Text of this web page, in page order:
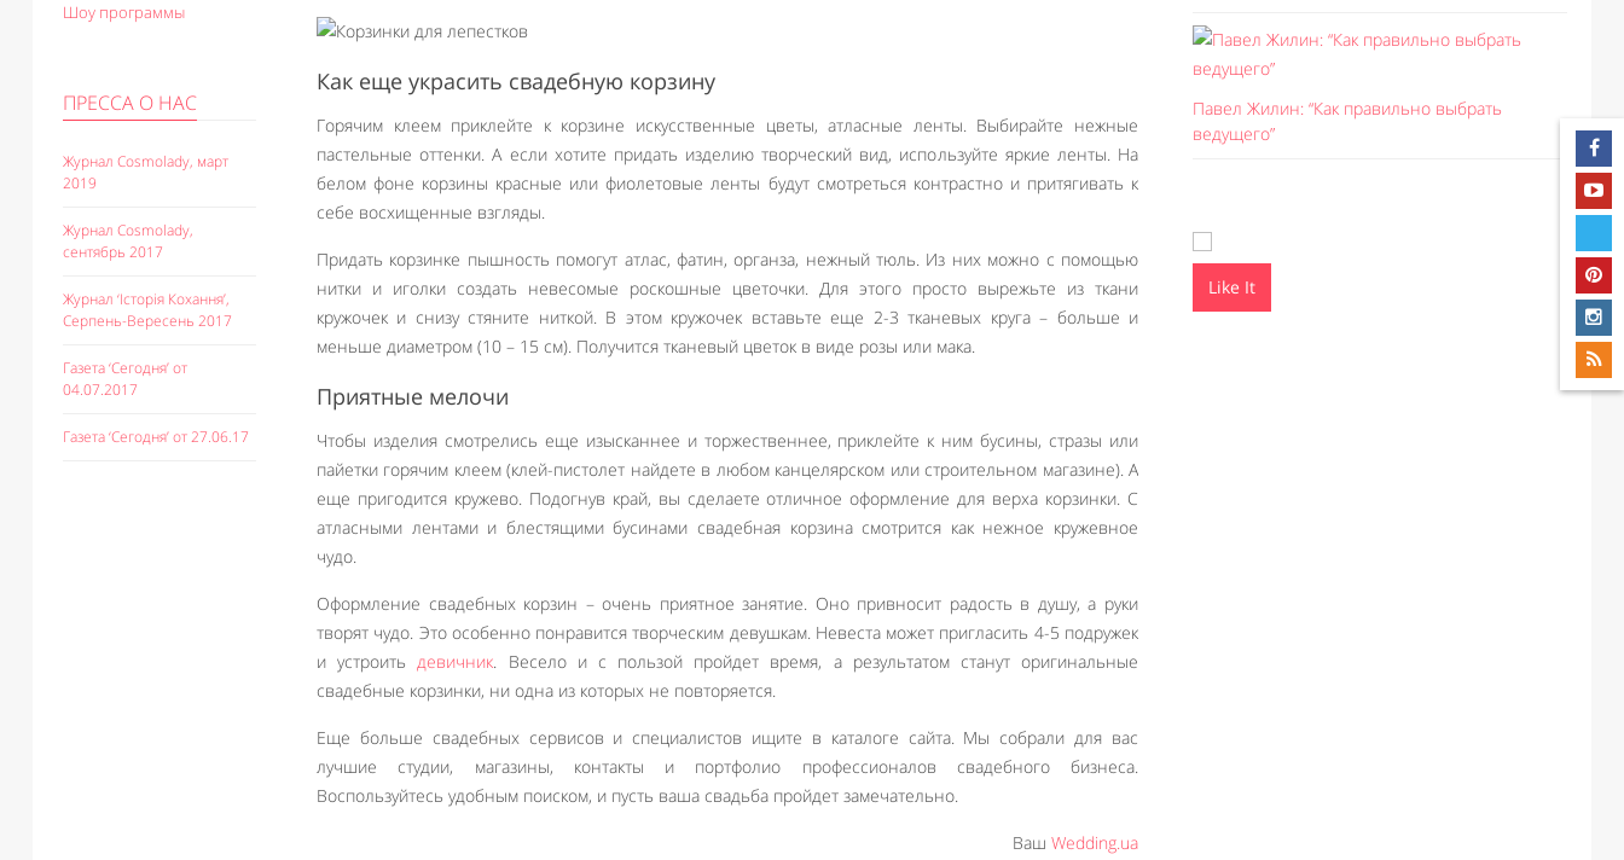
Шоу программы
ПРЕССА О НАС
Журнал Cosmolady, март
2019
Журнал Cosmolady,
сентябрь 2017
Журнал ‘Історія Кохання’,
Серпень-Вересень 2017
Газета ‘Сегодня’ от
04.07.2017
Газета ‘Сегодня’ от 27.06.17
Как еще украсить свадебную корзину
Горячим клеем приклейте к корзине искусственные цветы, атласные ленты. Выбирайте нежные
пастельные оттенки. А если хотите придать изделию творческий вид, используйте яркие ленты. На
белом фоне корзины красные или фиолетовые ленты будут смотреться контрастно и притягивать к
себе восхищенные взгляды.
Придать корзинке пышность помогут атлас, фатин, органза, нежный тюль. Из них можно с помощью
нитки и иголки создать невесомые роскошные цветочки. Для этого просто вырежьте из ткани
кружочек и снизу стяните ниткой. В этом кружочек вставьте еще 2-3 тканевых круга – больше и
меньше диаметром (10 – 15 см). Получится тканевый цветок в виде розы или мака.
Приятные мелочи
Чтобы изделия смотрелись еще изысканнее и торжественнее, приклейте к ним бусины, стразы или
пайетки горячим клеем (клей-пистолет найдете в любом канцелярском или строительном магазине). А
еще пригодится кружево. Подогнув край, вы сделаете отличное оформление для верха корзинки. С
атласными лентами и блестящими бусинами свадебная корзина смотрится как нежное кружевное
чудо.
Оформление свадебных корзин – очень приятное занятие. Оно привносит радость в душу, а руки
творят чудо. Это особенно понравится творческим девушкам. Невеста может пригласить 4-5 подружек
и устроить девичник . Весело и с пользой пройдет время, а результатом станут оригинальные
свадебные корзинки, ни одна из которых не повторяется.
Еще больше свадебных сервисов и специалистов ищите в каталоге сайта. Мы собрали для вас
лучшие студии, магазины, контакты и портфолио профессионалов свадебного бизнеса.
Воспользуйтесь удобным поиском, и пусть ваша свадьба пройдет замечательно.
Ваш Wedding.ua
Павел Жилин: “Как правильно выбрать
ведущего”
Like It
Like It Like